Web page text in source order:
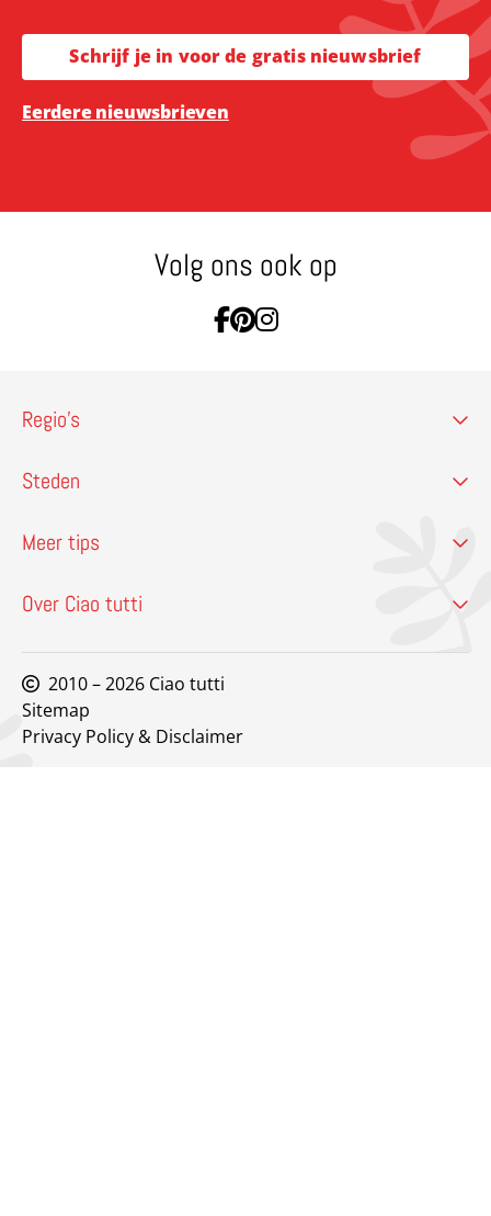
Schrijf je in voor de gratis nieuwsbrief
Eerdere nieuwsbrieven
Volg ons ook op
Ga naar Facebook
Ga naar Pinterest
Ga naar Instagram
Regio’s
Steden
Meer tips
Over Ciao tutti
2010 – 2026 Ciao tutti
Sitemap
Privacy Policy & Disclaimer